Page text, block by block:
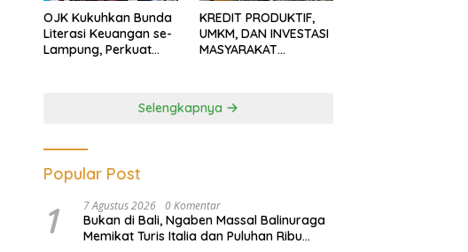
OJK Kukuhkan Bunda
Literasi Keuangan se-
Lampung, Perkuat
KREDIT PRODUKTIF,
UMKM, DAN INVESTASI
MASYARAKAT
Selengkapnya
Popular Post
1 7 Agustus 2026 0 Komentar
Bukan di Bali, Ngaben Massal Balinuraga
Memikat Turis Italia dan Puluhan Ribu